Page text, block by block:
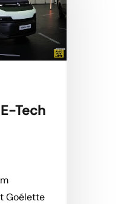
Tech
Goélette